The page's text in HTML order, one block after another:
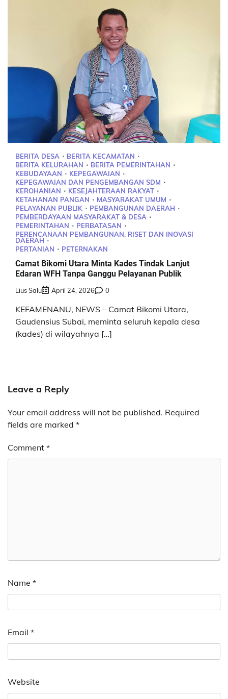
BERITA DESA
BERITA KECAMATAN
BERITA KELURAHAN
BERITA PEMERINTAHAN
KEBUDAYAAN
KEPEGAWAIAN
KEPEGAWAIAN DAN PENGEMBANGAN SDM
KEROHANIAN
KESEJAHTERAAN RAKYAT
KETAHANAN PANGAN
MASYARAKAT UMUM
PELAYANAN PUBLIK
PEMBANGUNAN DAERAH
PEMBERDAYAAN MASYARAKAT & DESA
PEMERINTAHAN
PERBATASAN
PERENCANAAN PEMBANGUNAN, RISET DAN INOVASI
DAERAH
PERTANIAN
PETERNAKAN
Camat Bikomi Utara Minta Kades Tindak Lanjut
Edaran WFH Tanpa Ganggu Pelayanan Publik
Lius Salu April 24, 2026 0
KEFAMENANU, NEWS – Camat Bikomi Utara,
Gaudensius Subai, meminta seluruh kepala desa
(kades) di wilayahnya […]
Leave a Reply
Your email address will not be published. Required
fields are marked *
Comment *
Name *
Email *
Website